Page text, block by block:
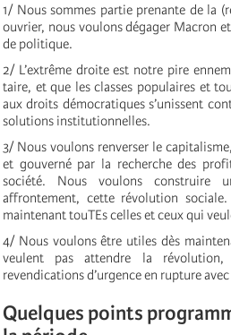
1/ Nous sommes partie prenante de la
ouvrier, nous voulons dégager Macron
de politique.
2/ L’extrême droite est notre pire
taire, et que les classes populaires et
aux droits démocratiques s’unissent
solutions institutionnelles.
3/ Nous voulons renverser le
et gouverné par la recherche des
société. Nous voulons construire
affrontement, cette révolution
maintenant touTEs celles et ceux qui
4/ Nous voulons être utiles dès
veulent pas attendre la
revendications d’urgence en rupture
Quelques points